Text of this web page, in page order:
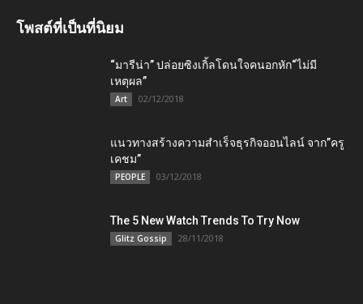
โพสต์ที่เป็นที่นิยม
“มารีน่า” ปล่อยซิงเกิ้ลโดนใจคนอกหัก“ไม่มี
เหตุผล”
Art 02/12/2018
แนวทางสร้างความสำเร็จธุรกิจออนไลน์ จาก”ครู
เคชม”
PEOPLE 03/12/2018
The 5 New Watch Trends To Try Now
Glitz Gossip 28/11/2018